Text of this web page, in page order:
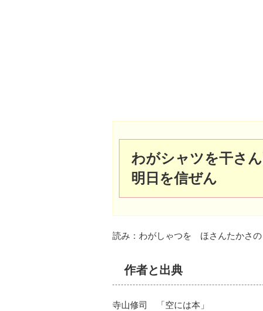
わがシャツを干さ
明日を信ぜん
読み：わがしゃつを ほさんたかさ
作者と出典
寺山修司 「空には本」